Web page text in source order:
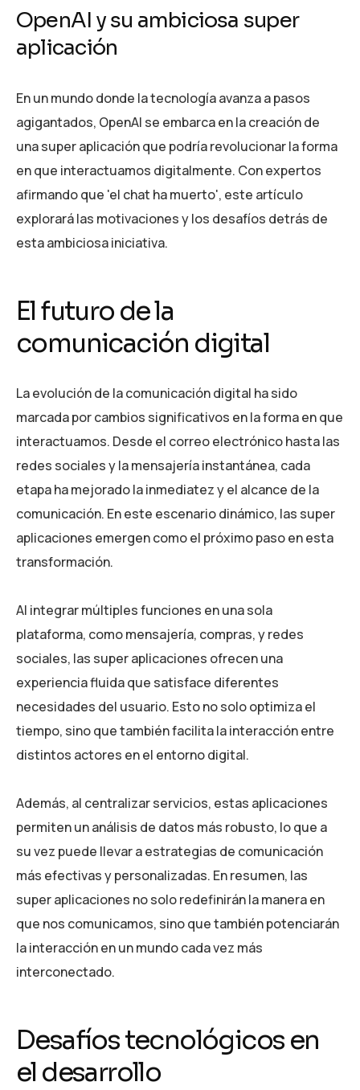
OpenAI y su ambiciosa super
aplicación
En un mundo donde la tecnología avanza a pasos
agigantados, OpenAI se embarca en la creación de
una super aplicación que podría revolucionar la forma
en que interactuamos digitalmente. Con expertos
afirmando que 'el chat ha muerto', este artículo
explorará las motivaciones y los desafíos detrás de
esta ambiciosa iniciativa.
El futuro de la
comunicación digital
La evolución de la comunicación digital ha sido
marcada por cambios significativos en la forma en que
interactuamos. Desde el correo electrónico hasta las
redes sociales y la mensajería instantánea, cada
etapa ha mejorado la inmediatez y el alcance de la
comunicación. En este escenario dinámico, las super
aplicaciones emergen como el próximo paso en esta
transformación.
Al integrar múltiples funciones en una sola
plataforma, como mensajería, compras, y redes
sociales, las super aplicaciones ofrecen una
experiencia fluida que satisface diferentes
necesidades del usuario. Esto no solo optimiza el
tiempo, sino que también facilita la interacción entre
distintos actores en el entorno digital.
Además, al centralizar servicios, estas aplicaciones
permiten un análisis de datos más robusto, lo que a
su vez puede llevar a estrategias de comunicación
más efectivas y personalizadas. En resumen, las
super aplicaciones no solo redefinirán la manera en
que nos comunicamos, sino que también potenciarán
la interacción en un mundo cada vez más
interconectado.
Desafíos tecnológicos en
el desarrollo